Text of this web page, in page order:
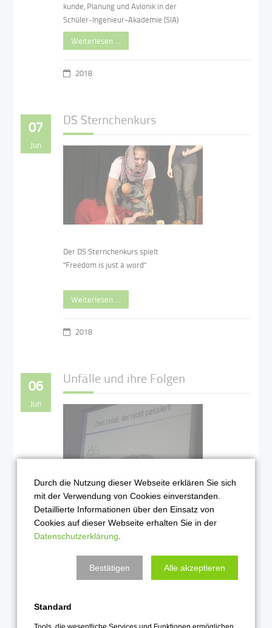
kunde, Planung und Avionik in der
Schüler-Ingenieur-Akademie (SIA)
Weiterlesen …
2018
07
Jun
DS Sternchenkurs
Der DS Sternchenkurs spielt
"Freedom is just a word"
Weiterlesen …
2018
06
Jun
Unfälle und ihre Folgen
Die weitreichenden Folgen
eines Unfalls im Straßenverkehr
sind Thema im 10. Jahrgang
Weiterlesen …
Durch die Nutzung dieser Webseite erklären Sie sich
mit der Verwendung von Cookies einverstanden.
Detaillierte Informationen über den Einsatz von
Cookies auf dieser Webseite erhalten Sie in der
Datenschutzerklärung
Bestätigen Alle akzeptieren
Standard